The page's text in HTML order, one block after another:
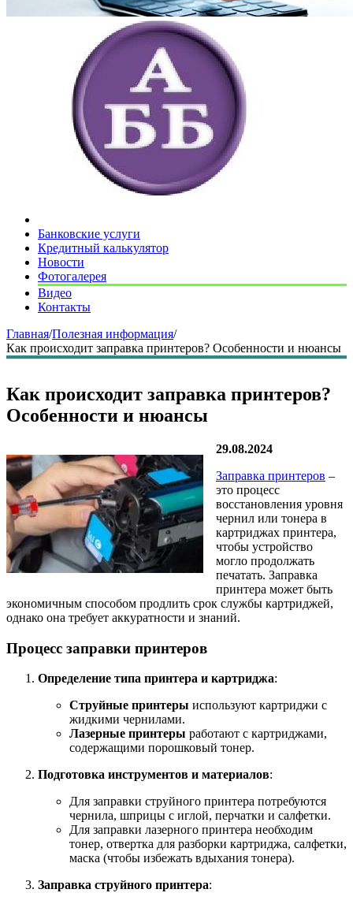
Банковские услуги
Кредитный калькулятор
Новости
Фотогалерея
Видео
Контакты
Главная/Полезная информация/
Как происходит заправка принтеров? Особенности и нюансы
Как происходит заправка принтеров?
Особенности и нюансы
29.08.2024
Заправка принтеров –
это процесс
восстановления уровня
чернил или тонера в
картриджах принтера,
чтобы устройство
могло продолжать
печатать. Заправка
принтера может быть
экономичным способом продлить срок службы картриджей,
однако она требует аккуратности и знаний.
Процесс заправки принтеров
Определение типа принтера и картриджа:
Струйные принтеры используют картриджи с
жидкими чернилами.
Лазерные принтеры работают с картриджами,
содержащими порошковый тонер.
Подготовка инструментов и материалов:
Для заправки струйного принтера потребуются
чернила, шприцы с иглой, перчатки и салфетки.
Для заправки лазерного принтера необходим
тонер, отвертка для разборки картриджа, салфетки,
маска (чтобы избежать вдыхания тонера).
Заправка струйного принтера: